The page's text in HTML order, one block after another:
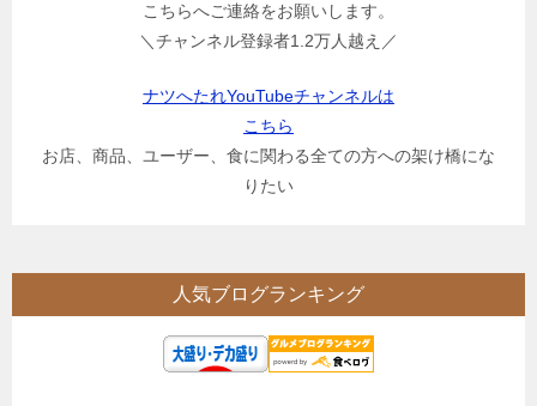
こちらへご連絡をお願いします。
＼チャンネル登録者1.2万人越え／
ナツへたれYouTubeチャンネルは
こちら
お店、商品、ユーザー、食に関わる全ての方への架け橋にな
りたい
人気ブログランキング